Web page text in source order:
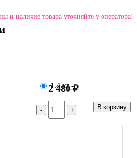
и наличие товара уточняйте у оператора!
1.4 кг-
2 480 ₽